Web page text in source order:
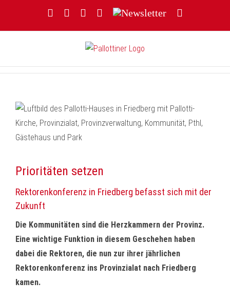
FacebookYouTubeInstagram
Threads
Newsletter
Prioritäten setzen
Rektorenkonferenz in Friedberg befasst sich mit der
Zukunft
Die Kommunitäten sind die Herzkammern der Provinz.
Eine wichtige Funktion in diesem Geschehen haben
dabei die Rektoren, die nun zur ihrer jährlichen
Rektorenkonferenz ins Provinzialat nach Friedberg
kamen.